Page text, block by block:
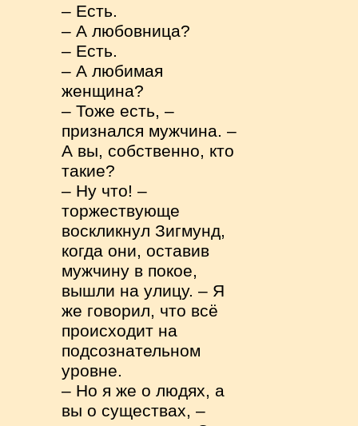
– Есть.
– А любовница?
– Есть.
– А любимая
женщина?
– Тоже есть, –
признался мужчина. –
А вы, собственно, кто
такие?
– Ну что! –
торжествующе
воскликнул Зигмунд,
когда они, оставив
мужчину в покое,
вышли на улицу. – Я
же говорил, что всё
происходит на
подсознательном
уровне.
– Но я же о людях, а
вы о существах, –